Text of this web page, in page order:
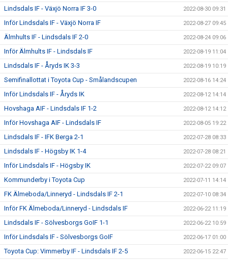
Lindsdals IF - Växjö Norra IF 3-0 2022-08-30 09:31
Inför Lindsdals IF - Växjö Norra IF 2022-08-27 09:45
Älmhults IF - Lindsdals IF 2-0 2022-08-24 09:06
Inför Älmhults IF - Lindsdals IF 2022-08-19 11:04
Lindsdals IF - Åryds IK 3-3 2022-08-19 10:19
Semifinallottat i Toyota Cup - Smålandscupen 2022-08-16 14:24
Inför Lindsdals IF - Åryds IK 2022-08-12 14:14
Hovshaga AIF - Lindsdals IF 1-2 2022-08-12 14:12
Inför Hovshaga AIF - Lindsdals IF 2022-08-05 19:22
Lindsdals IF - IFK Berga 2-1 2022-07-28 08:33
Lindsdals IF - Högsby IK 1-4 2022-07-28 08:21
Inför Lindsdals IF - Högsby IK 2022-07-22 09:07
Kommunderby i Toyota Cup 2022-07-11 14:14
FK Älmeboda/Linneryd - Lindsdals IF 2-1 2022-07-10 08:34
Inför FK Älmeboda/Linneryd - Lindsdals IF 2022-06-22 11:19
Lindsdals IF - Sölvesborgs GoIF 1-1 2022-06-22 10:59
Inför Lindsdals IF - Sölvesborgs GoIF 2022-06-17 01:00
Toyota Cup: Vimmerby IF - Lindsdals IF 2-5 2022-06-15 22:47